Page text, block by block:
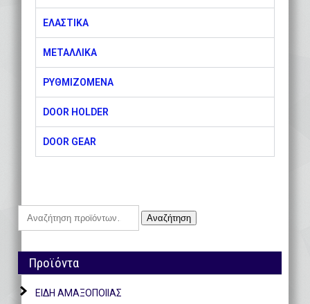
ΕΛΑΣΤΙΚΑ
ΜΕΤΑΛΛΙΚΑ
ΡΥΘΜΙΖΟΜΕΝΑ
DOOR HOLDER
DOOR GEAR
Αναζήτηση
Προϊόντα
ΕΙΔΗ ΑΜΑΞΟΠΟΙΙΑΣ